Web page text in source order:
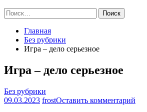
Найти:
Главная
Без рубрики
Игра – дело серьезное
Игра – дело серьезное
Без рубрики
09.03.2023 frostОставить комментарий